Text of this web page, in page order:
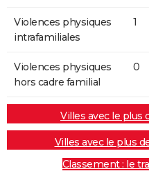
Violences physiques
intrafamiliales
1
Violences physiques
hors cadre familial
0
Villes avec le plus
Villes avec le plus
Classement : le